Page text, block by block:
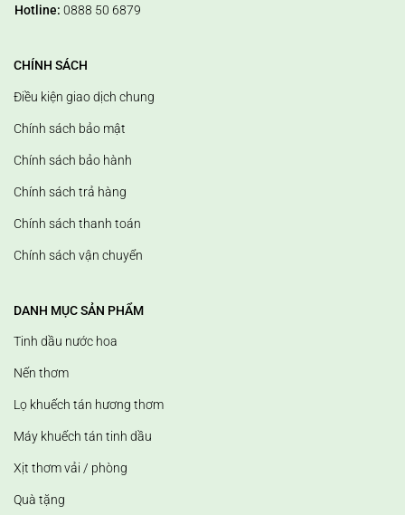
Hotline: 0888 50 6879
CHÍNH SÁCH
Điều kiện giao dịch chung
Chính sách bảo mật
Chính sách bảo hành
Chính sách trả hàng
Chính sách thanh toán
Chính sách vận chuyển
DANH MỤC SẢN PHẨM
Tinh dầu nước hoa
Nến thơm
Lọ khuếch tán hương thơm
Máy khuếch tán tinh dầu
Xịt thơm vải / phòng
Quà tặng